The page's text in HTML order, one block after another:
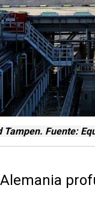
Fuente:
Alemania